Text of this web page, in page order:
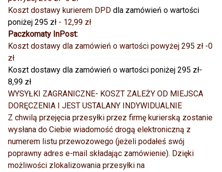
Koszt dostawy kurierem DPD dla zamówień o wartości
poniżej 295 zł - 12,99 zł
Paczkomaty InPost:
Koszt dostawy dla zamówień o wartości powyżej 295 zł -0
zł
Koszt dostawy dla zamówień o wartości poniżej 295 zł-
8,99 zł
WYSYŁKI ZAGRANICZNE- KOSZT ZALEŻY OD MIEJSCA
DORĘCZENIA I JEST USTALANY INDYWIDUALNIE
Z chwilą przejęcia przesyłki przez firmę kurierską zostanie
wysłana do Ciebie wiadomość drogą elektroniczną z
numerem listu przewozowego (jeżeli podałeś swój
poprawny adres e-mail składając zamówienie). Dzięki
możliwości zlokalizowania przesyłki na